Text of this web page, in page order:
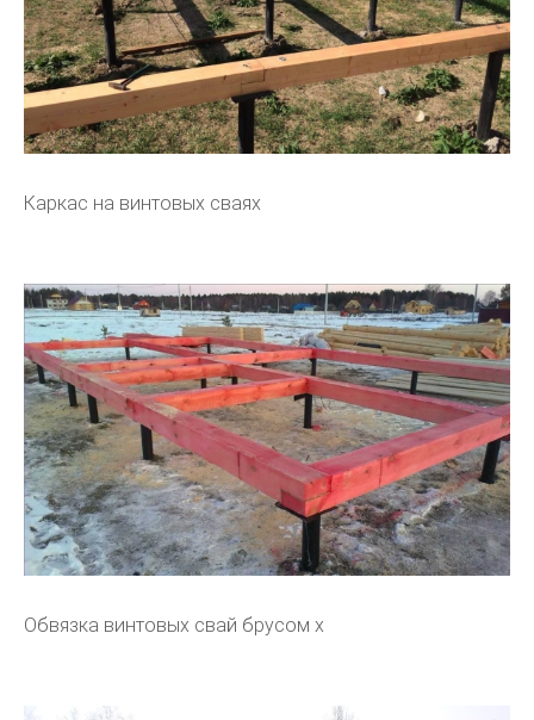
Каркас на винтовых сваях
Обвязка винтовых свай брусом х